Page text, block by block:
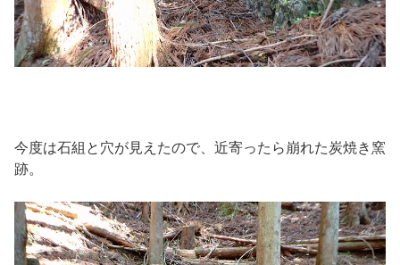
今度は石組と穴が見えたので、近寄ったら崩れた炭焼き窯
跡。